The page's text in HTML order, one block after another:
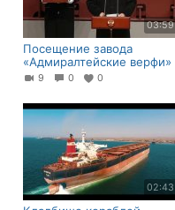
03:59
Посещение завода
«Адмиралтейские верфи»
9 0 0
02:43